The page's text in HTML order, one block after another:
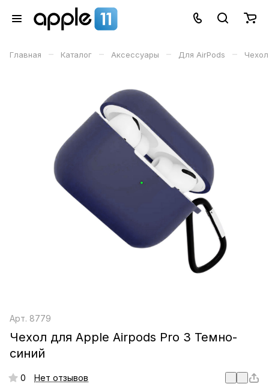
Главная – Каталог – Аксессуары – Для AirPods –
Арт. 8779
Чехол для Apple Airpods Pro 3 Темно-
синий
0 Нет отзывов